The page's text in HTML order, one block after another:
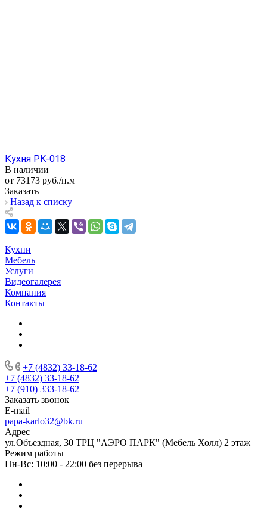
Кухня PK-018
В наличии
от 73173 руб./п.м
Заказать
Назад к списку
Кухни
Мебель
Услуги
Видеогалерея
Компания
Контакты
+7 (4832) 33-18-62
+7 (4832) 33-18-62
+7 (910) 333-18-62
Заказать звонок
E-mail
papa-karlo32@bk.ru
Адрес
ул.Объездная, 30 ТРЦ "АЭРО ПАРК" (Мебель Холл) 2 этаж
Режим работы
Пн-Вс: 10:00 - 22:00 без перерыва